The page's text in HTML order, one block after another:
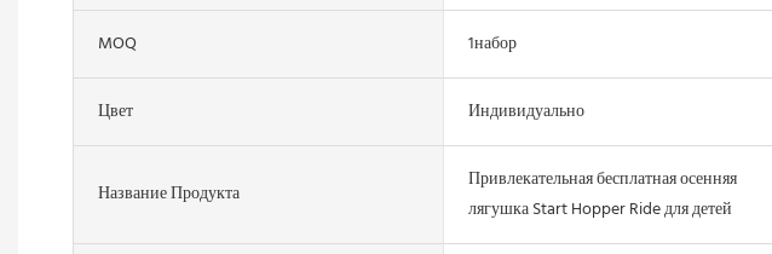
MOQ 1набор
Цвет Индивидуально
Название Продукта
Привлекательная бесплатная осенняя
лягушка Start Hopper Ride для детей